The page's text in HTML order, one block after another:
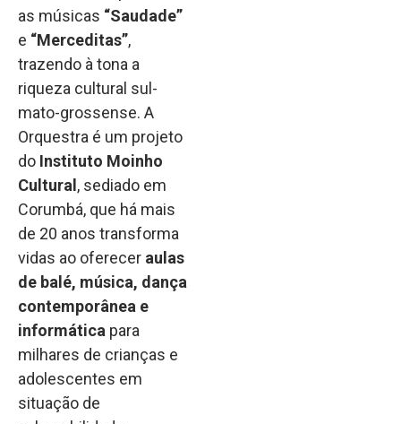
as músicas “Saudade”
e “Merceditas”,
trazendo à tona a
riqueza cultural sul-
mato-grossense. A
Orquestra é um projeto
do Instituto Moinho
Cultural , sediado em
Corumbá, que há mais
de 20 anos transforma
vidas ao oferecer aulas
de balé, música, dança
contemporânea e
informática para
milhares de crianças e
adolescentes em
situação de